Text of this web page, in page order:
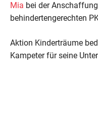
Mia bei der
behindertengerechten
Aktion Kinderträume
Kampeter für seine